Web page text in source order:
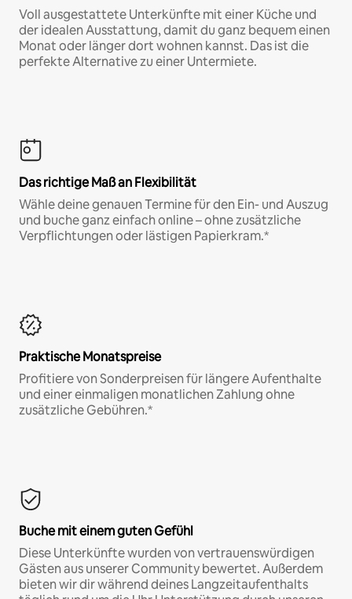
Voll ausgestattete Unterkünfte mit einer Küche und
der idealen Ausstattung, damit du ganz bequem einen
Monat oder länger dort wohnen kannst. Das ist die
perfekte Alternative zu einer Untermiete.
Das richtige Maß an Flexibilität
Wähle deine genauen Termine für den Ein- und Auszug
und buche ganz einfach online – ohne zusätzliche
Verpflichtungen oder lästigen Papierkram.*
Praktische Monatspreise
Profitiere von Sonderpreisen für längere Aufenthalte
und einer einmaligen monatlichen Zahlung ohne
zusätzliche Gebühren.*
Buche mit einem guten Gefühl
Diese Unterkünfte wurden von vertrauenswürdigen
Gästen aus unserer Community bewertet. Außerdem
bieten wir dir während deines Langzeitaufenthalts